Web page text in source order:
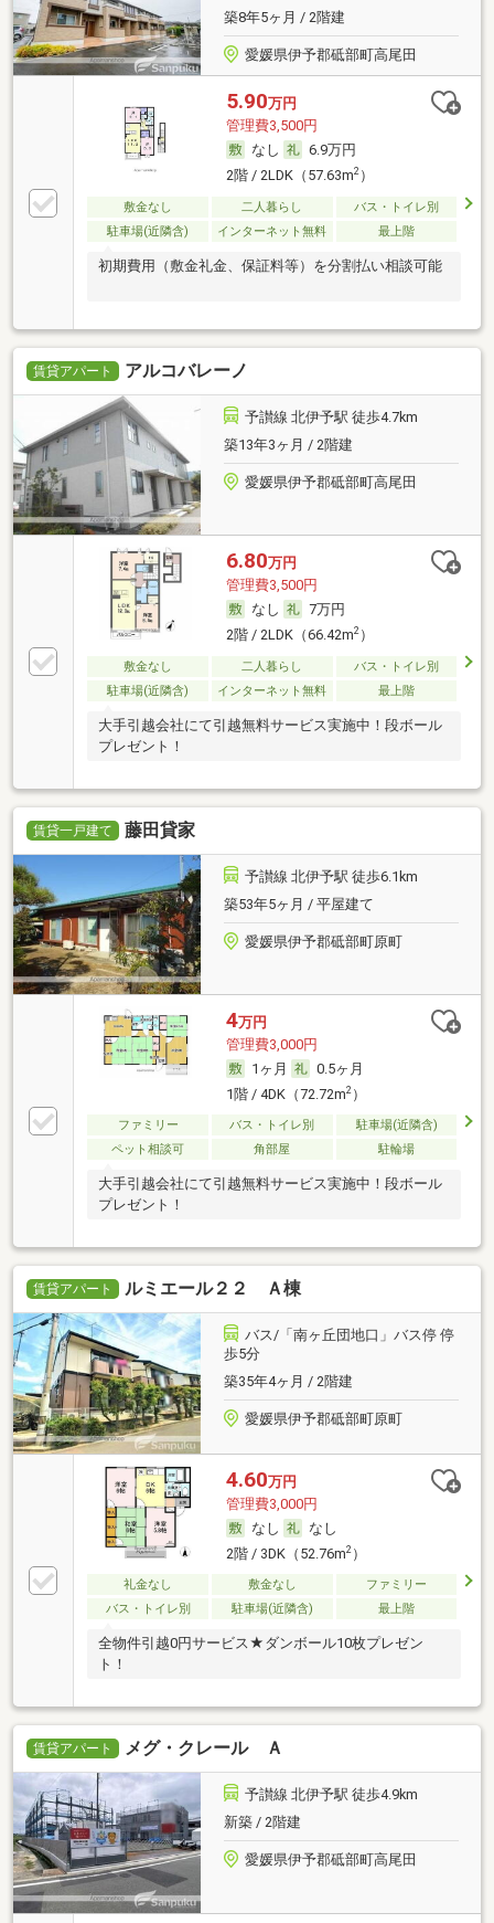
築8年5ヶ月 / 2階建
愛媛県伊予郡砥部町高尾田
5.90万円
管理費3,500円
なし
6.9万円
2階 / 2LDK（57.63m2）
敷金なし 二人暮らし
バス・トイレ別
駐車場(近隣含)
インターネット無料 最上階
初期費用（敷金礼金、保証料等）を分割払い相談可能
賃貸アパート アルコバレーノ
予讃線 北伊予駅 徒歩4.7km
築13年3ヶ月 / 2階建
愛媛県伊予郡砥部町高尾田
6.80万円
管理費3,500円
なし
7万円
2階 / 2LDK（66.42m2）
敷金なし 二人暮らし
バス・トイレ別
駐車場(近隣含)
インターネット無料 最上階
大手引越会社にて引越無料サービス実施中！段ボール
プレゼント！
賃貸一戸建て 藤田貸家
予讃線 北伊予駅 徒歩6.1km
築53年5ヶ月 / 平屋建て
愛媛県伊予郡砥部町原町
4万円
管理費3,000円
1ヶ月
0.5ヶ月
1階 / 4DK（72.72m2）
ファミリー バス・トイレ別
駐車場(近隣含)
ペット相談可
角部屋 駐輪場
大手引越会社にて引越無料サービス実施中！段ボール
プレゼント！
賃貸アパート ルミエール２２ Ａ棟
バス/「南ヶ丘団地口」バス停 停
歩5分
築35年4ヶ月 / 2階建
愛媛県伊予郡砥部町原町
4.60万円
管理費3,000円
なし
なし
2階 / 3DK（52.76m2）
礼金なし 敷金なし
ファミリー
バス・トイレ別
駐車場(近隣含) 最上階
全物件引越0円サービス★ダンボール10枚プレゼン
ト！
賃貸アパート メグ・クレール Ａ
予讃線 北伊予駅 徒歩4.9km
新築 / 2階建
愛媛県伊予郡砥部町高尾田